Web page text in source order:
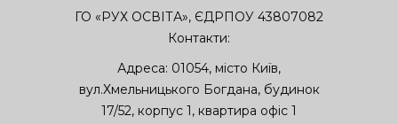
ГО «РУХ ОСВІТА», ЄДРПОУ 43807082
Контакти:
Адреса: 01054, місто Київ,
вул.Хмельницького Богдана, будинок
17/52, корпус 1, квартира офіс 1